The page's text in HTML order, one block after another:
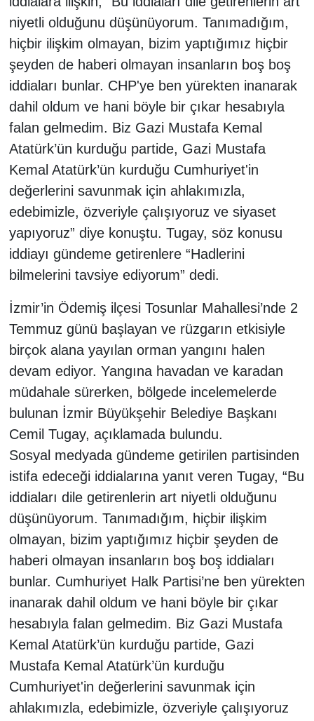
niyetli olduğunu düşünüyorum. Tanımadığım,
hiçbir ilişkim olmayan, bizim yaptığımız hiçbir
şeyden de haberi olmayan insanların boş boş
iddiaları bunlar. CHP'ye ben yürekten inanarak
dahil oldum ve hani böyle bir çıkar hesabıyla
falan gelmedim. Biz Gazi Mustafa Kemal
Atatürk’ün kurduğu partide, Gazi Mustafa
Kemal Atatürk’ün kurduğu Cumhuriyet'in
değerlerini savunmak için ahlakımızla,
edebimizle, özveriyle çalışıyoruz ve siyaset
yapıyoruz” diye konuştu. Tugay, söz konusu
iddiayı gündeme getirenlere “Hadlerini
bilmelerini tavsiye ediyorum” dedi.
İzmir’in Ödemiş ilçesi Tosunlar Mahallesi’nde 2
Temmuz günü başlayan ve rüzgarın etkisiyle
birçok alana yayılan orman yangını halen
devam ediyor. Yangına havadan ve karadan
müdahale sürerken, bölgede incelemelerde
bulunan İzmir Büyükşehir Belediye Başkanı
Cemil Tugay, açıklamada bulundu.
Sosyal medyada gündeme getirilen partisinden
istifa edeceği iddialarına yanıt veren Tugay, “Bu
iddiaları dile getirenlerin art niyetli olduğunu
düşünüyorum. Tanımadığım, hiçbir ilişkim
olmayan, bizim yaptığımız hiçbir şeyden de
haberi olmayan insanların boş boş iddiaları
bunlar. Cumhuriyet Halk Partisi’ne ben yürekten
inanarak dahil oldum ve hani böyle bir çıkar
hesabıyla falan gelmedim. Biz Gazi Mustafa
Kemal Atatürk’ün kurduğu partide, Gazi
Mustafa Kemal Atatürk’ün kurduğu
Cumhuriyet'in değerlerini savunmak için
ahlakımızla, edebimizle, özveriyle çalışıyoruz